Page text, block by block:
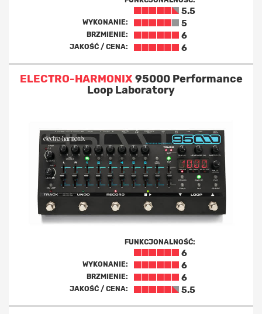
5.5
WYKONANIE: 5
BRZMIENIE: 6
JAKOŚĆ / CENA: 6
ELECTRO-HARMONIX95000 Performance
Loop Laboratory
FUNKCJONALNOŚĆ:
6
WYKONANIE: 6
BRZMIENIE: 6
JAKOŚĆ / CENA: 5.5